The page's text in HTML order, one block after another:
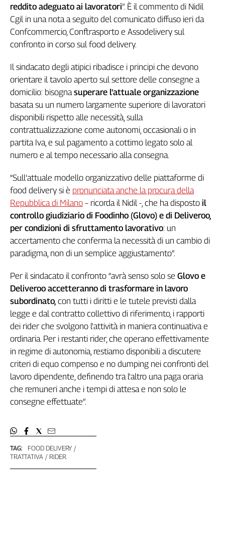
Spi
Inca
Caaf
di
Genova,
il
sangue
della
120
anni
Academy
Collettiva
Play
Rubriche
Collettiva
La
settimana
Collettiva
Girasoli
Il
Sassolino
Linea
Economica
Tech
It
Easy
Idea
InFlai
TAG:
FOOD DELIVERY
TRATTATIVA
RIDER
reddito adeguato ai lavoratori”. È il commento di Nidil
Cgil in una nota a seguito del comunicato diffuso ieri da
Confcommercio, Conftrasporto e Assodelivery sul
confronto in corso sul food delivery.
Il sindacato degli atipici ribadisce i principi che devono
orientare il tavolo aperto sul settore delle consegne a
domicilio: bisognasuperare l'attuale organizzazione
basata su un numero largamente superiore di lavoratori
disponibili rispetto alle necessità, sulla
contrattualizzazione come autonomi, occasionali o in
partita Iva, e sul pagamento a cottimo legato solo al
numero e al tempo necessario alla consegna.
“Sull’attuale modello organizzativo delle piattaforme di
food delivery si è pronunciata anche la procura della
Repubblica di Milano – ricorda il Nidil -, che ha disposto il
controllo giudiziario di Foodinho (Glovo) e di Deliveroo,
per condizioni di sfruttamento lavorativo: un
accertamento che conferma la necessità di un cambio di
paradigma, non di un semplice aggiustamento”.
Per il sindacato il confronto “avrà senso solo se Glovo e
Deliveroo accetteranno di trasformare in lavoro
subordinato, con tutti i diritti e le tutele previsti dalla
legge e dal contratto collettivo di riferimento, i rapporti
dei rider che svolgono l'attività in maniera continuativa e
ordinaria. Per i restanti rider, che operano effettivamente
in regime di autonomia, restiamo disponibili a discutere
criteri di equo compenso e no dumping nei confronti del
lavoro dipendente, definendo tra l'altro una paga oraria
che remuneri anche i tempi di attesa e non solo le
consegne effettuate”.